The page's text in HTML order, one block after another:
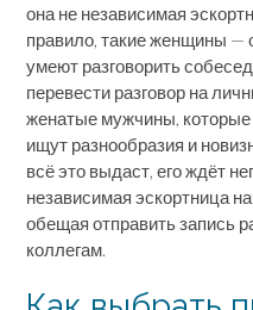
она не независимая
правило, такие женщины —
умеют разговорить
перевести разговор на
женатые мужчины, которые
ищут разнообразия и
всё это выдаст, его ждёт
независимая эскортница
обещая отправить запись
коллегам.